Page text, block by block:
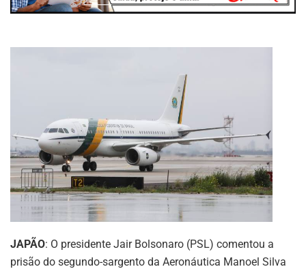
JAPÃO: O presidente Jair Bolsonaro (PSL) comentou a
prisão do segundo-sargento da Aeronáutica Manoel Silva